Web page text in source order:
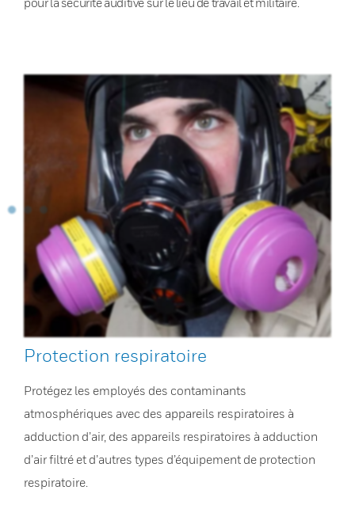
Protection respiratoire
Protégez les employés des contaminants
atmosphériques avec des appareils respiratoires à
adduction d’air, des appareils respiratoires à adduction
d’air filtré et d’autres types d’équipement de protection
respiratoire.